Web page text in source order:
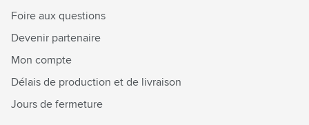
Foire aux questions
Devenir partenaire
Mon compte
Délais de production et de livraison
Jours de fermeture